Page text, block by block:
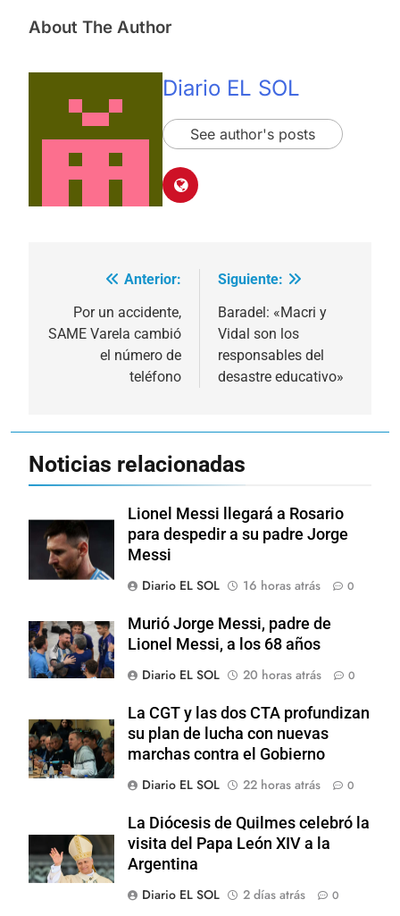
About The Author
Diario EL SOL
See author's posts
Navegación
entradas
Anterior:
Por un accidente,
SAME Varela cambió
el número de
teléfono
Siguiente:
Baradel: «Macri y
Vidal son los
responsables del
desastre educativo»
Noticias relacionadas
Lionel Messi llegará a Rosario
para despedir a su padre Jorge
Messi
Diario EL SOL
16 horas atrás 0
Murió Jorge Messi, padre de
Lionel Messi, a los 68 años
Diario EL SOL
20 horas atrás 0
La CGT y las dos CTA profundizan
su plan de lucha con nuevas
marchas contra el Gobierno
Diario EL SOL
22 horas atrás 0
La Diócesis de Quilmes celebró la
visita del Papa León XIV a la
Argentina
Diario EL SOL
2 días atrás 0